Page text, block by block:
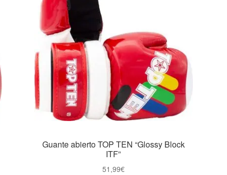
Guante abierto TOP TEN “Glossy Block
ITF”
51,99€